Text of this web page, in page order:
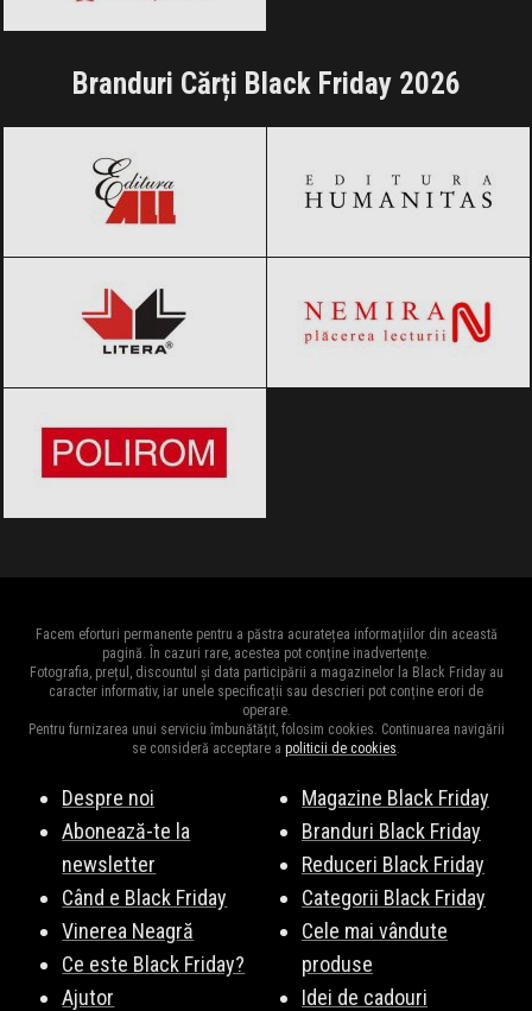
Branduri Cărți Black Friday 2026
Facem eforturi permanente pentru a păstra acuratețea informațiilor din această
pagină. În cazuri rare, acestea pot conține inadvertențe.
Fotografia, prețul, discountul și data participării a magazinelor la Black Friday au
caracter informativ, iar unele specificații sau descrieri pot conține erori de
operare.
Pentru furnizarea unui serviciu îmbunătățit, folosim cookies. Continuarea navigării
se consideră acceptare a politicii de cookies.
Despre noi
Abonează-te la
newsletter
Când e Black Friday
Vinerea Neagră
Ce este Black Friday?
Ajutor
Magazine Black Friday
Branduri Black Friday
Reduceri Black Friday
Categorii Black Friday
Cele mai vândute
produse
Idei de cadouri